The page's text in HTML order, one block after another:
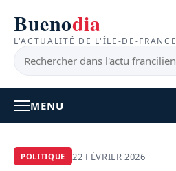
Buenodia
L'ACTUALITÉ DE L'ÎLE-DE-FRANCE
MENU
POLITIQUE 22 FÉVRIER 2026